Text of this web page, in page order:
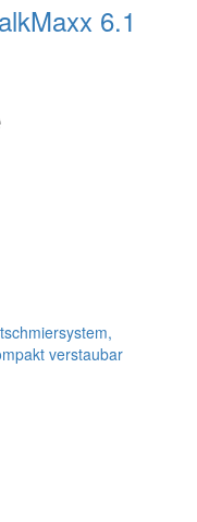
6.1
verstaubar